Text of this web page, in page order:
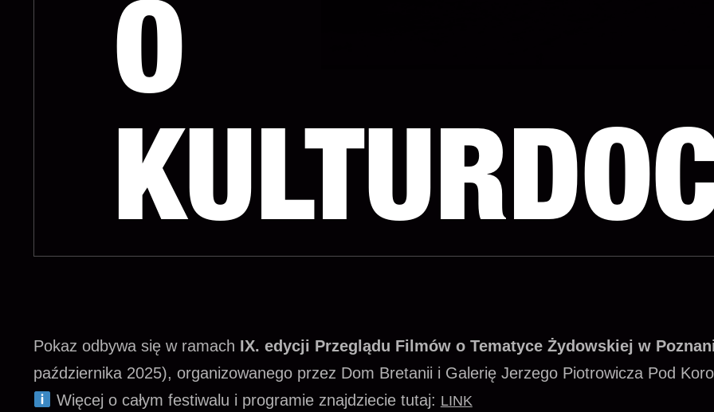
O
Pokaz odbywa się w ramach IX. edycji Przeglądu Filmów o Tematyce Żydowskiej w
października 2025), organizowanego przez Dom Bretanii i Galerię Jerzego Piotrowicza Pod
Więcej o całym festiwalu i programie znajdziecie tutaj: LINK